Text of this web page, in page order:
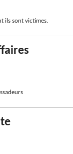
ils sont victimes.